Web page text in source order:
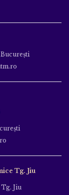
Bucureşti
Tg. Jiu
Jiu